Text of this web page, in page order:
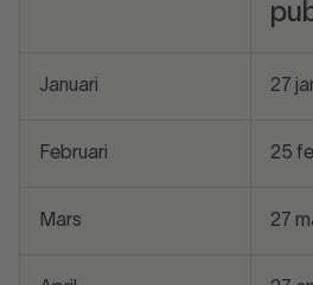
Januari 27
Februari 25
Mars 27